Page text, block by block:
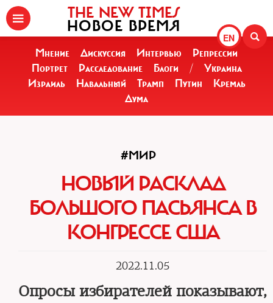
EN
THE NEW TIMES
НОВОЕ ВРЕМЯ
Мнение Дискуссия Интервью
Репрессии
Портрет
Расследование Блоги /
Украина
Израиль
Навальный Трамп Путин
Кремль
Дума
#МИР
НОВЫЙ РАСКЛАД
БОЛЬШОГО ПАСЬЯНСА В
КОНГРЕССЕ США
2022.11.05
Опросы избирателей показывают,